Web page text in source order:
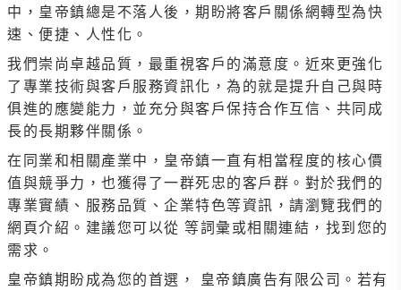
中，皇帝鎮總是不落人後，期盼將客戶關係網轉型為快
速、便捷、人性化。
我們崇尚卓越品質，最重視客戶的滿意度。近來更強化
了專業技術與客戶服務資訊化，為的就是提升自己與時
俱進的應變能力，並充分與客戶保持合作互信、共同成
長的長期夥伴關係。
在同業和相關產業中，皇帝鎮一直有相當程度的核心價
值與競爭力，也獲得了一群死忠的客戶群。對於我們的
專業實績、服務品質、企業特色等資訊，請瀏覽我們的
網頁介紹。建議您可以從 等詞彙或相關連結，找到您的
需求。
皇帝鎮期盼成為您的首選， 皇帝鎮廣告有限公司。若有